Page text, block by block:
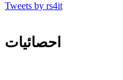
Tweets by rs4it
احصائيات